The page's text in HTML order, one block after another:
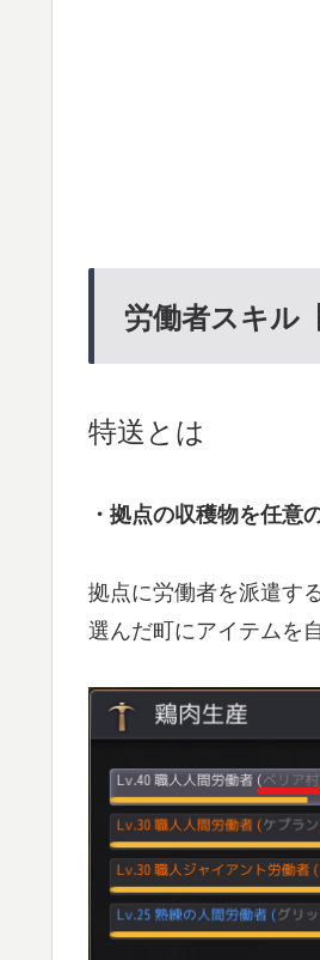
労働者スキル
特送とは
・拠点の収穫物を任意
拠点に労働者を派遣す
選んだ町にアイテムを